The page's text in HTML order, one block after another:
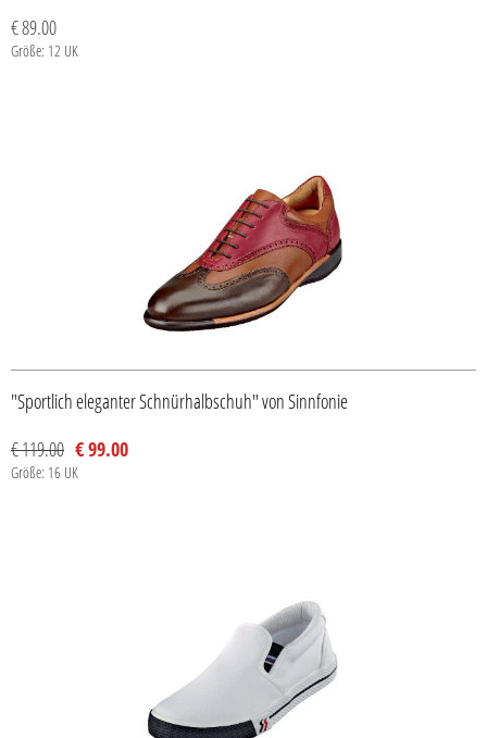
€ 89.00
Größe: 12 UK
"Sportlich eleganter Schnürhalbschuh" von Sinnfonie
€ 119.00 € 99.00
Größe: 16 UK